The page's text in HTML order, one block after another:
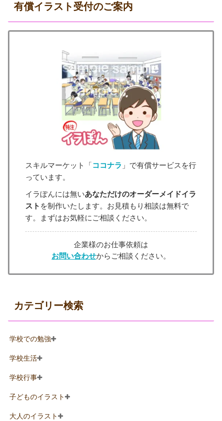
有償イラスト受付のご案内
スキルマーケット「ココナラ 」で有償サービスを行
っています。
イラぽんには無いあなただけのオーダーメイドイラ
スト を制作いたします。お見積もり相談は無料で
す。まずはお気軽にご相談ください。
企業様のお仕事依頼は
お問い合わせからご相談ください。
カテゴリー検索
学校での勉強
学校生活
学校行事
子どものイラスト
大人のイラスト